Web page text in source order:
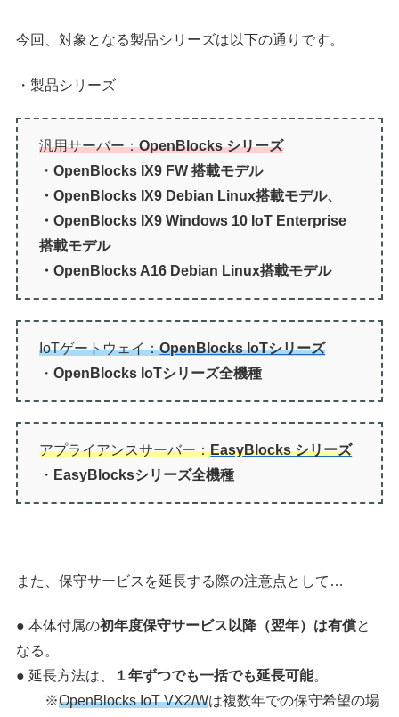
今回、対象となる製品シリーズは以下の通りです。
・製品シリーズ
汎用サーバー：OpenBlocks シリーズ
・OpenBlocks IX9 FW 搭載モデル
・OpenBlocks IX9 Debian Linux搭載モデル、
・OpenBlocks IX9 Windows 10 IoT Enterprise
搭載モデル
・OpenBlocks A16 Debian Linux搭載モデル
IoTゲートウェイ：OpenBlocks IoTシリーズ
・OpenBlocks IoTシリーズ全機種
アプライアンスサーバー：EasyBlocks シリーズ
・ EasyBlocksシリーズ全機種
また、保守サービスを延長する際の注意点として…
● 本体付属の初年度保守サービス以降（翌年）は有償と
なる。
● 延長方法は、
１年ずつでも一括でも延長可能。
※OpenBlocks IoT VX2/Wは複数年での保守希望の場